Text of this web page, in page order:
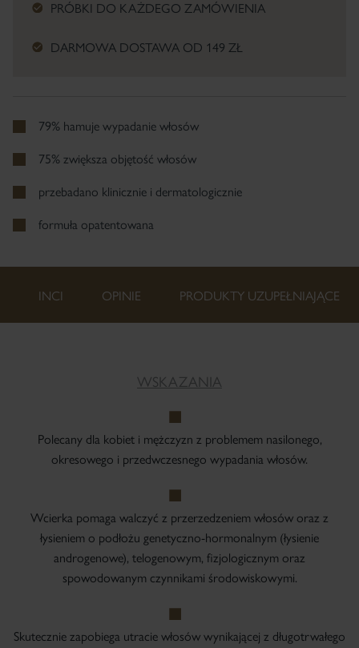
PRÓBKI DO KAŻDEGO ZAMÓWIENIA
DARMOWA DOSTAWA OD 149 ZŁ
79% hamuje wypadanie włosów
75% zwiększa objętość włosów
przebadano klinicznie i dermatologicznie
formuła opatentowana
INCI OPINIE PRODUKTY UZUPEŁNIAJĄCE
WSKAZANIA
Polecany dla kobiet i mężczyzn z problemem nasilonego,
okresowego i przedwczesnego wypadania włosów.
Wcierka pomaga walczyć z przerzedzeniem włosów oraz z
łysieniem o podłożu genetyczno-hormonalnym (łysienie
androgenowe), telogenowym, fizjologicznym oraz
spowodowanym czynnikami środowiskowymi.
Skutecznie zapobiega utracie włosów wynikającej z długotrwałego